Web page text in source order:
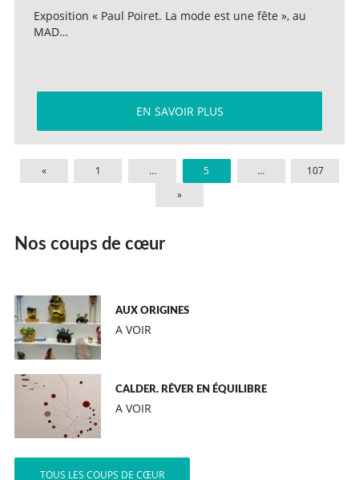
Exposition « Paul Poiret. La mode est une fête », au
MAD…
EN SAVOIR PLUS
« 1 … 5 …
107
»
Nos coups de cœur
AUX ORIGINES
A VOIR
CALDER. RÊVER EN ÉQUILIBRE
A VOIR
TOUS LES COUPS DE CŒUR